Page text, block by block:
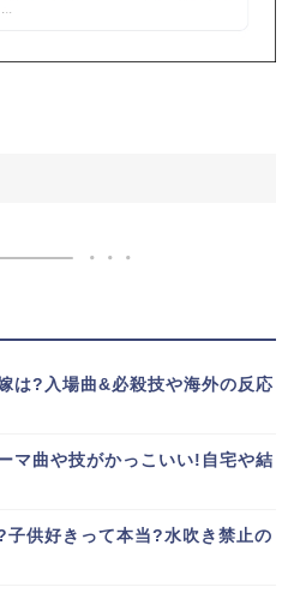
は?入場曲&必殺技や海外の反応
マ曲や技がかっこいい!自宅や結
子供好きって本当?水吹き禁止の